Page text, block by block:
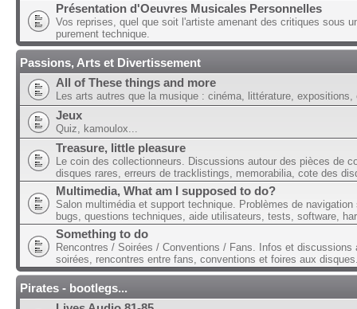
Présentation d'Oeuvres Musicales Personnelles
Vos reprises, quel que soit l'artiste amenant des critiques sous
purement technique.
Passions, Arts et Divertissement
All of These things and more
Les arts autres que la musique : cinéma, littérature, expositions,
Jeux
Quiz, kamoulox...
Treasure, little pleasure
Le coin des collectionneurs. Discussions autour des pièces de
disques rares, erreurs de tracklistings, memorabilia, cote des
Multimedia, What am I supposed to do?
Salon multimédia et support technique. Problèmes de navigation
bugs, questions techniques, aide utilisateurs, tests, software,
Something to do
Rencontres / Soirées / Conventions / Fans. Infos et discussions
soirées, rencontres entre fans, conventions et foires aux
Pirates - bootlegs...